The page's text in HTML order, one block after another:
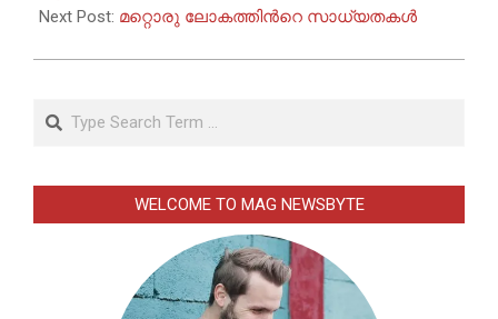
Next Post: മറ്റൊരു ലോകത്തിന്‍റെ സാധ്യതകൾ
WELCOME TO MAG NEWSBYTE